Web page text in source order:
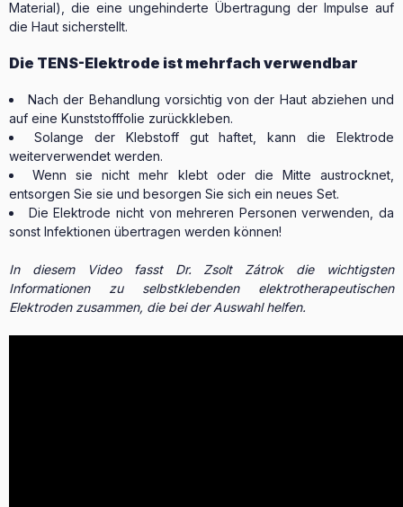
Material), die eine ungehinderte Übertragung der Impulse auf
die Haut sicherstellt.
Die TENS-Elektrode ist mehrfach verwendbar
Nach der Behandlung vorsichtig von der Haut abziehen und
auf eine Kunststofffolie zurückkleben.
Solange der Klebstoff gut haftet, kann die Elektrode
weiterverwendet werden.
Wenn sie nicht mehr klebt oder die Mitte austrocknet,
entsorgen Sie sie und besorgen Sie sich ein neues Set.
Die Elektrode nicht von mehreren Personen verwenden, da
sonst Infektionen übertragen werden können!
In diesem Video fasst Dr. Zsolt Zátrok die wichtigsten
Informationen zu selbstklebenden elektrotherapeutischen
Elektroden zusammen, die bei der Auswahl helfen.